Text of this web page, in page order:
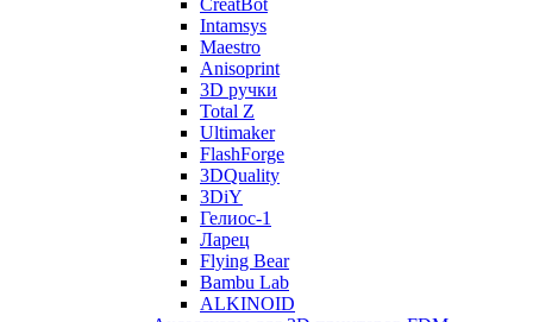
CreatBot
Intamsys
Maestro
Anisoprint
3D ручки
Total Z
Ultimaker
FlashForge
3DQuality
3DiY
Гелиос-1
Ларец
Flying Bear
Bambu Lab
ALKINOID